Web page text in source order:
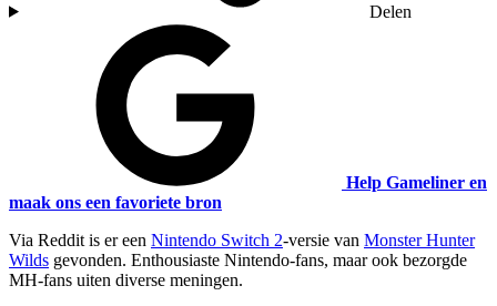
Delen
Help Gameliner en
maak ons een favoriete bron
Via Reddit is er een Nintendo Switch 2-versie van Monster Hunter
Wilds gevonden. Enthousiaste Nintendo-fans, maar ook bezorgde
MH-fans uiten diverse meningen.